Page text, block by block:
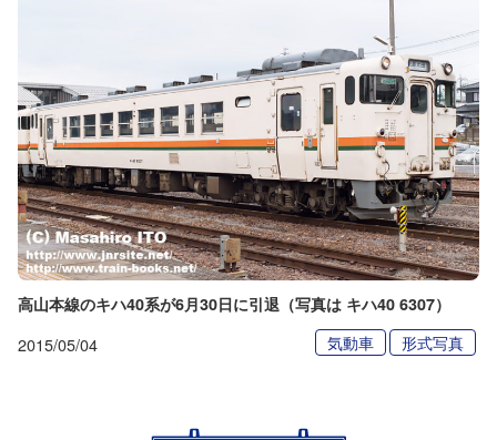
高山本線のキハ40系が6月30日に引退（写真は キハ40 6307）
2015/05/04 気動車 形式写真